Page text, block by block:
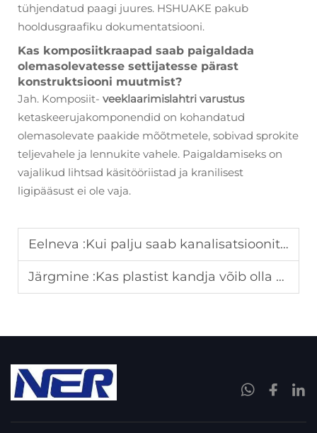
tühjendatud paagi juures. HSHUAKE pakub
hooldusgraafiku dokumentatsiooni.
Kas komposiitkraapad saab paigaldada
olemasolevatesse settijatesse pärast
konstruktsiooni muutmist?
Jah. Komposiit- veeklaarimislahtri varustus
ketaskeerujakomponendid on kohandatud
olemasolevate paakide mõõtmetele, sobivad sprokite
teljevahele ja lennukite vahele. Paigaldamiseks on
vajalikud lihtsad käsitööriistad ja kranilisest
ligipääsust ei ole vaja.
Eelneva :Kui palju saab kanalisatsioonitöötlemistehas säästa, kui vahetada roostevabast terasest komposiitsetesse kraapajakomponentidesse?
Järgmine :Kas plastist kandja võib olla sama vastupidav kui metall kõrges soolsuses kanalisatsioonitöötlemiskeskkonnas?